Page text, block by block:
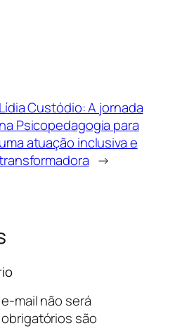
Lídia Custódio: A jornada
na Psicopedagogia para
uma atuação inclusiva e
→
mail não será
são